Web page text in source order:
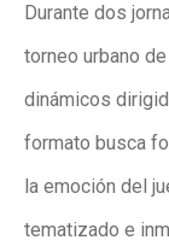
Durante dos
torneo urbano
dinámicos
formato busca
la emoción del
tematizado e